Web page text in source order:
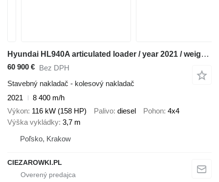
Hyundai HL940A articulated loader / year 2021 / weight 13.5t year of pro
60 900 € Bez DPH
Stavebný nakladač - kolesový nakladač
2021
8 400 m/h
Výkon 116 kW (158 HP) Palivo diesel Pohon 4x4
Výška vykládky 3,7 m
Poľsko, Krakow
CIEZAROWKI.PL